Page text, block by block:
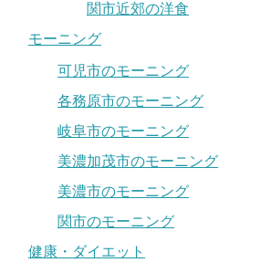
関市近郊の洋食
モーニング
可児市のモーニング
各務原市のモーニング
岐阜市のモーニング
美濃加茂市のモーニング
美濃市のモーニング
関市のモーニング
健康・ダイエット